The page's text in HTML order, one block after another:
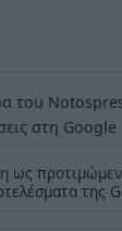
του
στη Google
ως
της